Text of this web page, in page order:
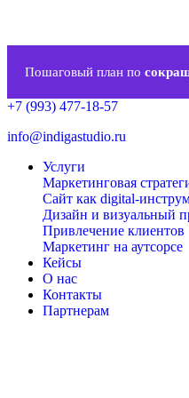
Пошаговый план по
+7 (993) 477-18-57
info@indigastudio.ru
Услуги
Маркетинговая
Сайт как digital-
Дизайн и визуальный
Привлечение клиентов
Маркетинг на аутсорсе
Кейсы
О нас
Контакты
Партнерам